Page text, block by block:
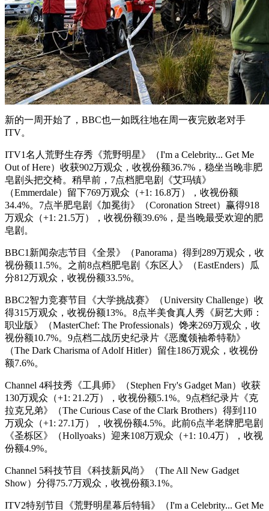
新的一周开始了，BBC也一如既往地在周一夜完败老对手
ITV。
ITV1名人荒野生存秀《荒野明星》（I'm a Celebrity... Get Me
Out of Here）收获902万观众，收视份额36.7%，稳坐当晚非肥
皂剧头把交椅。稍早前，7点档肥皂剧《艾玛镇》
（Emmerdale）留下769万观众（+1: 16.8万），收视份额
34.4%。7点半肥皂剧《加冕街》（Coronation Street）赢得918
万观众（+1: 21.5万），收视份额39.6%，是当晚最受欢迎的肥
皂剧。
BBC1新闻杂志节目《全景》（Panorama）得到289万观众，收
视份额11.5%。之前8点档肥皂剧《东区人》（EastEnders）瓜
分812万观众，收视份额33.5%。
BBC2智力竞赛节目《大学挑战赛》（University Challenge）收
得315万观众，收视份额13%。8点半美食真人秀《厨艺大师：
职业版》（MasterChef: The Professionals）馋来269万观众，收
视份额10.7%。9点档二战历史纪录片《恶魔领袖希特勒》
（The Dark Charisma of Adolf Hitler）留住186万观众，收视份
额7.6%。
Channel 4科技秀《工具师》（Stephen Fry's Gadget Man）收获
130万观众（+1: 21.2万），收视份额5.1%。9点档纪录片《克
拉克兄弟》（The Curious Case of the Clark Brothers）得到110
万观众（+1: 27.1万），收视份额4.5%。此前6点半老牌肥皂剧
《圣栎区》（Hollyoaks）迎来108万观众（+1: 10.4万），收视
份额4.9%。
Channel 5科技节目《科技新风尚》（The All New Gadget
Show）分得75.7万观众，收视份额3.1%。
ITV2特别节目《荒野明星幕后特辑》（I'm a Celebrity... Get Me